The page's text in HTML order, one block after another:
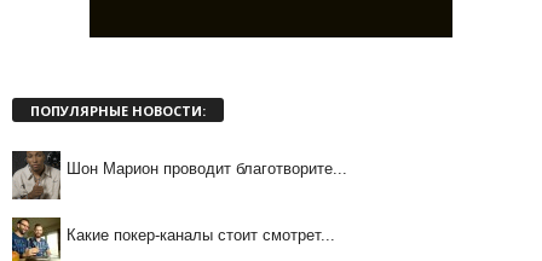
ПОПУЛЯРНЫЕ НОВОСТИ:
Шон Марион проводит благотворите...
Какие покер-каналы стоит смотрет...